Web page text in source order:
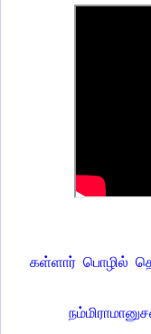
கள்ளார் பொழில்